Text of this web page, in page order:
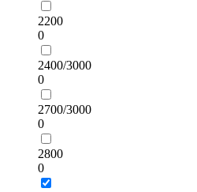
2200
0
2400/3000
0
2700/3000
0
2800
0